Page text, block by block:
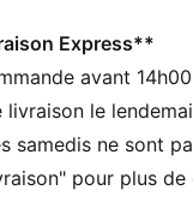
le cadre du
d’au moins
de déchets
: Régulière
Express**
avant
livraison le
samedis ne sont
pour plus de